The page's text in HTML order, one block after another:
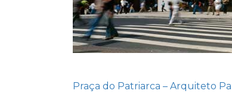
Praça do Patriarca – Arquiteto